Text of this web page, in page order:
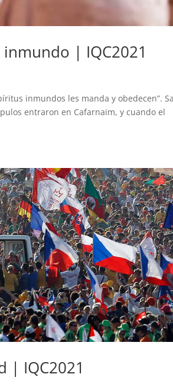
| IQC2021
inmundos les manda y obedecen”.
entraron en Cafarnaim, y cuando el
| IQC2021